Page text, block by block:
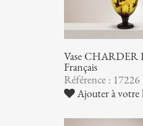
Vase CHARDER
Français
Référence : 17226
Ajouter à votre